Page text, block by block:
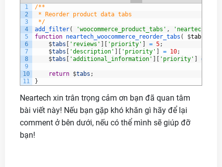
1
2
3
4
5
6
7
8
9
10
11
/**
* Reorder product data tabs
*/
add_filter( 'woocommerce_product_tabs' ,
function neartech_woocommerce_reorder_tabs ( $tabs
$tabs 'reviews' 'priority' = 5;
$tabs 'description' 'priority' = 10;
$tabs 'additional_information' 'priority' =
return $tabs ;
}
Neartech xin trân trọng cảm ơn bạn đã quan tâm
bài viết này! Nếu bạn gặp khó khăn gì hãy để lại
comment ở bên dưới, nếu có thể mình sẽ giúp đỡ
bạn!